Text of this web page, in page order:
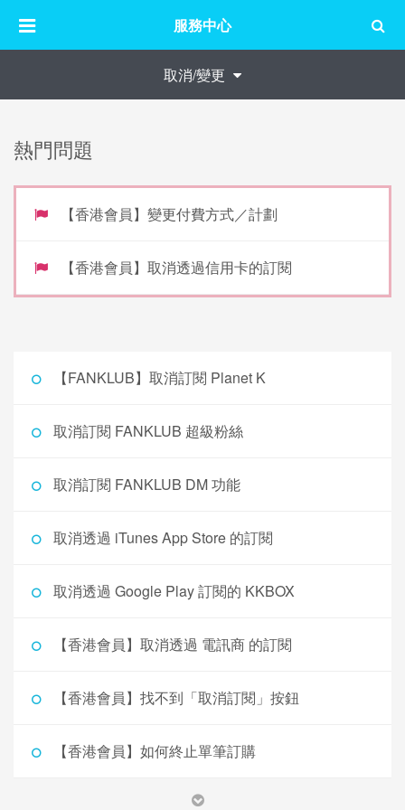
服務中心
取消/變更
熱門問題
【香港會員】變更付費方式／計劃
【香港會員】取消透過信用卡的訂閱
【FANKLUB】取消訂閱 Planet K
取消訂閱 FANKLUB 超級粉絲
取消訂閱 FANKLUB DM 功能
取消透過 iTunes App Store 的訂閱
取消透過 Google Play 訂閱的 KKBOX
【香港會員】取消透過 電訊商 的訂閱
【香港會員】找不到「取消訂閱」按鈕
【香港會員】如何終止單筆訂購